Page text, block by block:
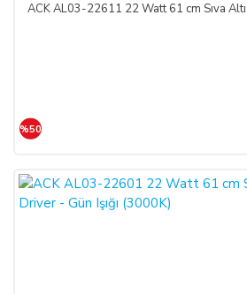
ACK AL03-22611 22 Watt 61 cm Sıva
%50